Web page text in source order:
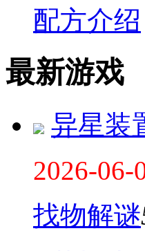
配方介绍
最新游戏
异星装
2026-06-
找物解谜